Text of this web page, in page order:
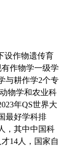
设作物遗传育
作物学一级学
与耕作学2个专
物学和农业科
3年QS世界大
最好学科排
，其中中国科
才14人，国家自